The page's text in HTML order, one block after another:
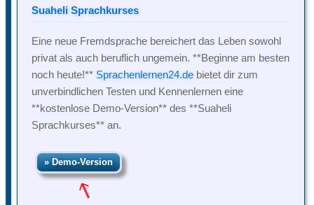
Suaheli Sprachkurses
Eine neue Fremdsprache bereichert das Leben sowohl
privat als auch beruflich ungemein. **Beginne am besten
noch heute!** Sprachenlernen24.de bietet dir zum
unverbindlichen Testen und Kennenlernen eine
**kostenlose Demo-Version** des **Suaheli
Sprachkurses** an.